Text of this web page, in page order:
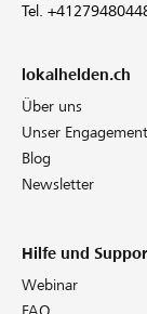
Tel.
lokalhelden.ch
Über uns
Unser Engagement
Blog
Newsletter
Hilfe und
Webinar
FAQ